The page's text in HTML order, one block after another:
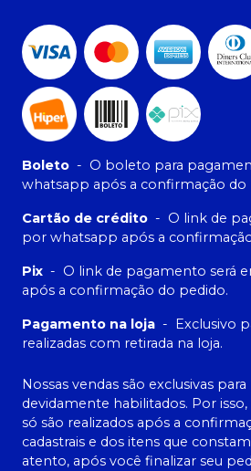
Boleto - O boleto para
whatsapp após a confirmação do
Cartão de crédito - O link de
por whatsapp após a
Pix - O link de pagamento será
após a confirmação do pedido.
Pagamento na loja -
Exclusivo
realizadas com retirada na loja.
Nossas vendas são exclusivas
devidamente habilitados. Por
só são realizados após a
cadastrais e dos itens que
atento, após você finalizar seu